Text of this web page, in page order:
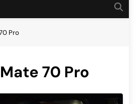
Pro
70 Pro